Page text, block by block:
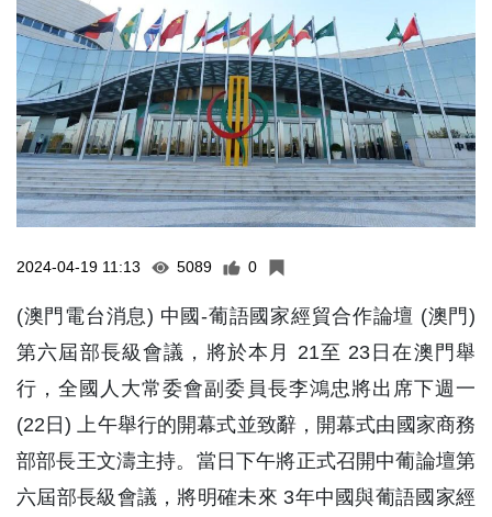
2024-04-19 11:13 5089 0
(澳門電台消息) 中國-葡語國家經貿合作論壇 (澳門)
第六屆部長級會議，將於本月 21至 23日在澳門舉
行，全國人大常委會副委員長李鴻忠將出席下週一
(22日) 上午舉行的開幕式並致辭，開幕式由國家商務
部部長王文濤主持。當日下午將正式召開中葡論壇第
六屆部長級會議，將明確未來 3年中國與葡語國家經